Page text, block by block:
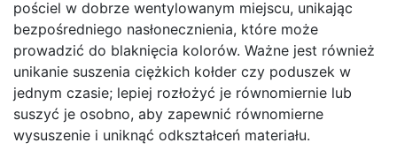
pościel w dobrze wentylowanym miejscu, unikając
bezpośredniego nasłonecznienia, które może
prowadzić do blaknięcia kolorów. Ważne jest również
unikanie suszenia ciężkich kołder czy poduszek w
jednym czasie; lepiej rozłożyć je równomiernie lub
suszyć je osobno, aby zapewnić równomierne
wysuszenie i uniknąć odkształceń materiału.